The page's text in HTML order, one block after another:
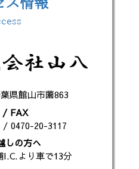
ス情報
県館山市薗863
/ FAX
/ 0470-20-3117
しの方へ
より車で13分